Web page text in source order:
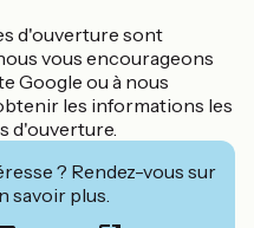
d'ouverture sont
vous encourageons
Google ou à nous
les informations les
d'ouverture.
? Rendez-vous sur
savoir plus.